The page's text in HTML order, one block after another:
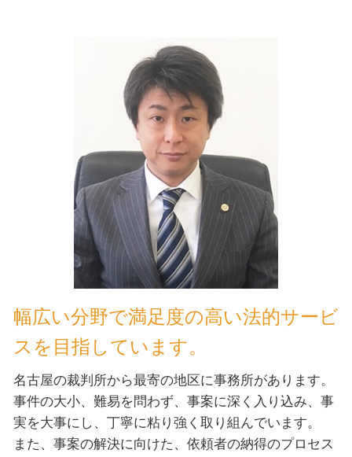
幅広い分野で満足度の高い法的サービ
スを目指しています。
名古屋の裁判所から最寄の地区に事務所があります。
事件の大小、難易を問わず、事案に深く入り込み、事
実を大事にし、丁寧に粘り強く取り組んでいます。
また、事案の解決に向けた、依頼者の納得のプロセス